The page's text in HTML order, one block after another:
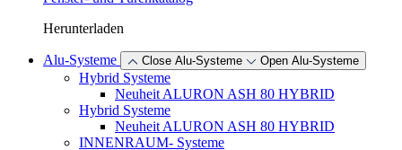
Herunterladen
Alu-Systeme Close Alu-Systeme Open Alu-Systeme
Hybrid Systeme
Neuheit ALURON ASH 80 HYBRID
Hybrid Systeme
Neuheit ALURON ASH 80 HYBRID
INNENRAUM- Systeme